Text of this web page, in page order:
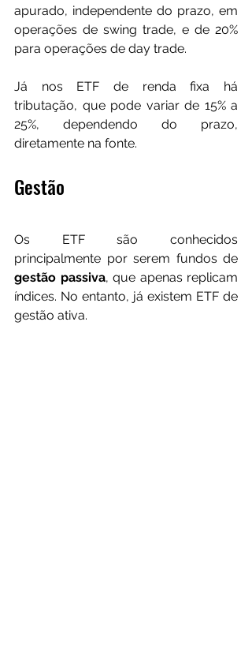
apurado, independente do prazo, em
operações de swing trade, e de 20%
para operações de day trade.
Já nos ETF de renda fixa há
tributação, que pode variar de 15% a
25%, dependendo do prazo,
diretamente na fonte.
Gestão
Os ETF são conhecidos
gestão passiva, que apenas replicam
índices. No entanto, já existem ETF de
gestão ativa.